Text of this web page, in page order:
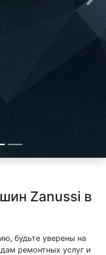
Zanussi в
будьте уверены на
ремонтных услуг и